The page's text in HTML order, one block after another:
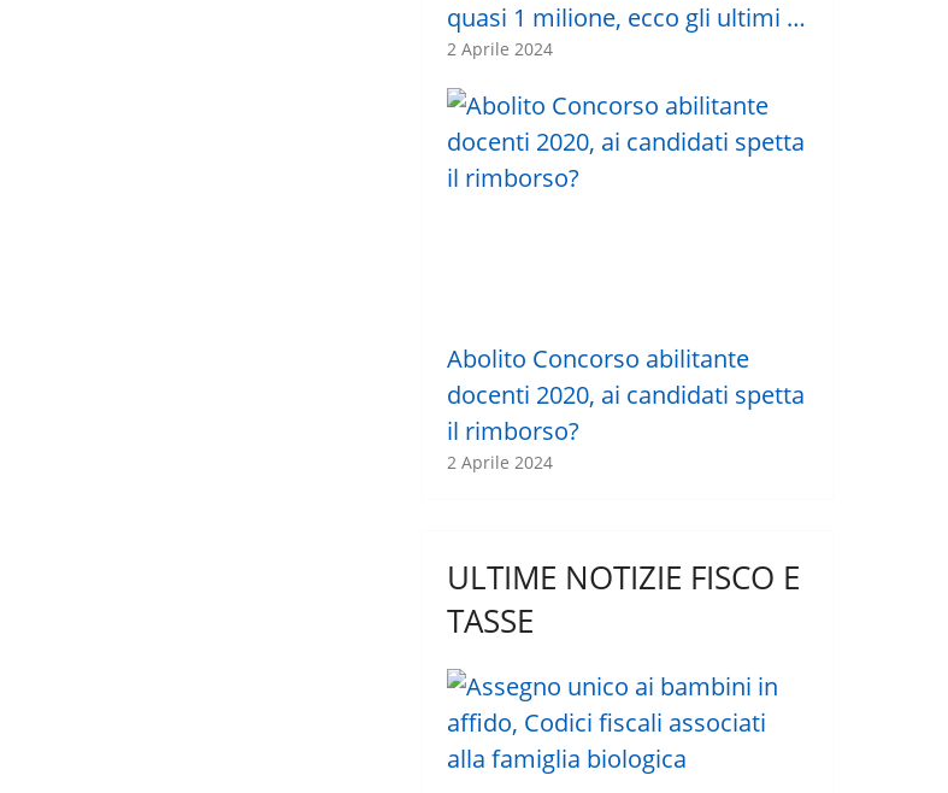
quasi 1 milione, ecco gli ultimi …
2 Aprile 2024
Abolito Concorso abilitante
docenti 2020, ai candidati spetta
il rimborso?
2 Aprile 2024
ULTIME NOTIZIE FISCO E
TASSE